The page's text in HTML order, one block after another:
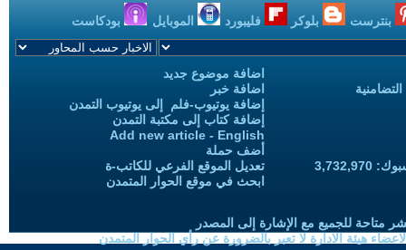
بنترست بلوكر فليبورد الموبايل بودكاست
اضافة موضوع جديد
اضافة خبر
إضافة يوتيوب-فلم إلى يوتيوب التمدن
إضافة كتاب إلى مكتبة التمدن
Add new article - English
أضف حملة
تعديل الموقع الفرعي للكاتب-ة
ابحث في موقع الحوار المتمدن
متاحة للجميع مع الإشارة إلى المصدر
هيئة الادارة لا تعبر بالضرورة عن رأي الحوار المتمدن